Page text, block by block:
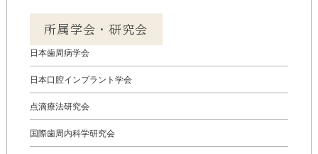
所属学会・研究会
日本歯周病学会
日本口腔インプラント学会
点滴療法研究会
国際歯周内科学研究会